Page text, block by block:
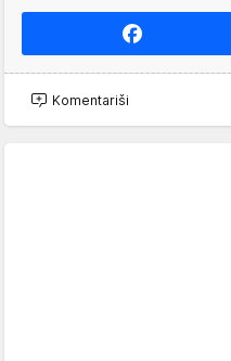
Komentariši